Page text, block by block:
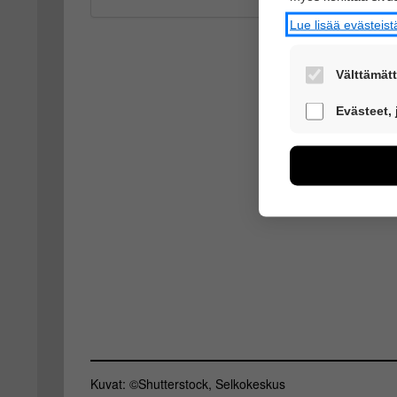
Tietoa
Kuvat: ©Shutterstock, Selkokeskus
Lue lisää
NämäEvästeet,
voimme
esimerkiksi